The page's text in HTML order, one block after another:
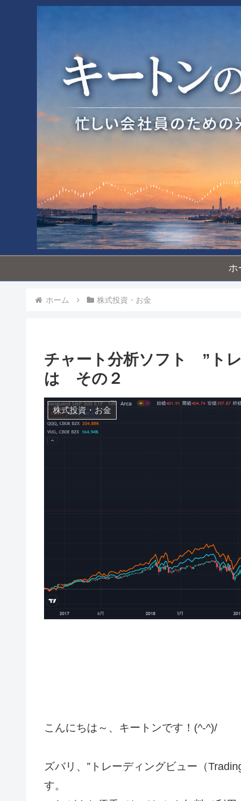
ホ
ホーム 株式投資・お金
チャート分析ソフト ”ト
は その２
株式投資・お金
こんにちは～、キートンです！(^-^)/
ズバリ、”トレーディングビュー（
す。